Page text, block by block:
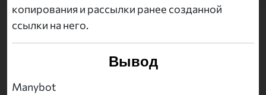
копирования и рассылки ранее созданной
ссылки на него.
Вывод
Manybot